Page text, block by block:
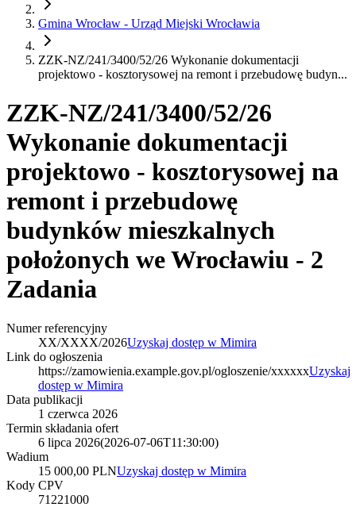
Gmina Wrocław - Urząd Miejski Wrocławia
ZZK-NZ/241/3400/52/26 Wykonanie dokumentacji
projektowo - kosztorysowej na remont i przebudowę budyn...
ZZK-NZ/241/3400/52/26
Wykonanie dokumentacji
projektowo - kosztorysowej na
remont i przebudowę
budynków mieszkalnych
położonych we Wrocławiu - 2
Zadania
Numer referencyjny
XX/XXXX/2026Uzyskaj dostęp w Mimira
Link do ogłoszenia
https://zamowienia.example.gov.pl/ogloszenie/xxxxxxUzyskaj
dostęp w Mimira
Data publikacji
1 czerwca 2026
Termin składania ofert
6 lipca 2026(2026-07-06T11:30:00)
Wadium
15 000,00 PLNUzyskaj dostęp w Mimira
Kody CPV
71221000